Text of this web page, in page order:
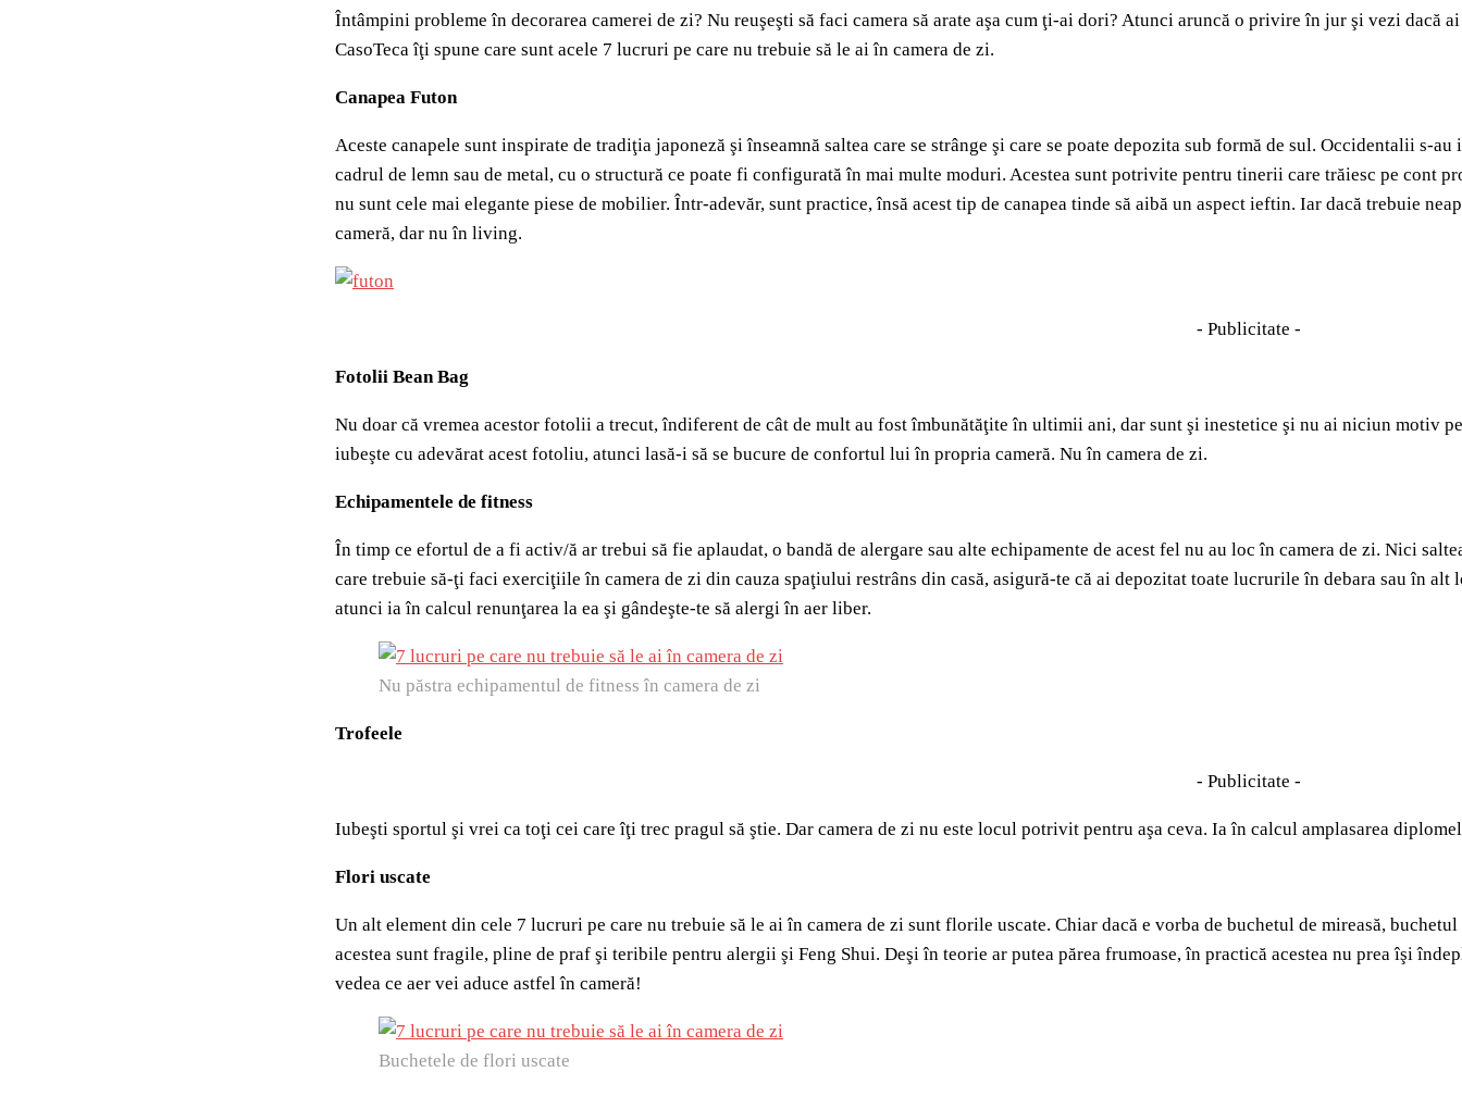
Întâmpini probleme în decorarea camerei de zi? Nu reuşeşti să faci camera să arate aşa cum ţi-ai dori? Atunci aruncă o privire în jur şi vezi dacă
CasoTeca îţi spune care sunt acele 7 lucruri pe care nu trebuie să le ai în camera de zi.
Canapea Futon
Aceste canapele sunt inspirate de tradiţia japoneză şi înseamnă saltea care se strânge şi care se poate depozita sub formă de sul. Occidentalii s-
cadrul de lemn sau de metal, cu o structură ce poate fi configurată în mai multe moduri. Acestea sunt potrivite pentru tinerii care trăiesc pe cont
nu sunt cele mai elegante piese de mobilier. Într-adevăr, sunt practice, însă acest tip de canapea tinde să aibă un aspect ieftin. Iar dacă trebuie
cameră, dar nu în living.
- Publicitate -
Fotolii Bean Bag
Nu doar că vremea acestor fotolii a trecut, îndiferent de cât de mult au fost îmbunătăţite în ultimii ani, dar sunt şi inestetice şi nu ai niciun motiv
iubeşte cu adevărat acest fotoliu, atunci lasă-i să se bucure de confortul lui în propria cameră. Nu în camera de zi.
Echipamentele de fitness
În timp ce efortul de a fi activ/ă ar trebui să fie aplaudat, o bandă de alergare sau alte echipamente de acest fel nu au loc în camera de zi. Nici
care trebuie să-ţi faci exerciţiile în camera de zi din cauza spaţiului restrâns din casă, asigură-te că ai depozitat toate lucrurile în debara sau în alt
atunci ia în calcul renunţarea la ea şi gândeşte-te să alergi în aer liber.
Nu păstra echipamentul de fitness în camera de zi
Trofeele
- Publicitate -
Iubeşti sportul şi vrei ca toţi cei care îţi trec pragul să ştie. Dar camera de zi nu este locul potrivit pentru aşa ceva. Ia în calcul amplasarea
Flori uscate
Un alt element din cele 7 lucruri pe care nu trebuie să le ai în camera de zi sunt florile uscate. Chiar dacă e vorba de buchetul de mireasă,
acestea sunt fragile, pline de praf şi teribile pentru alergii şi Feng Shui. Deşi în teorie ar putea părea frumoase, în practică acestea nu prea îşi
vedea ce aer vei aduce astfel în cameră!
Buchetele de flori uscate